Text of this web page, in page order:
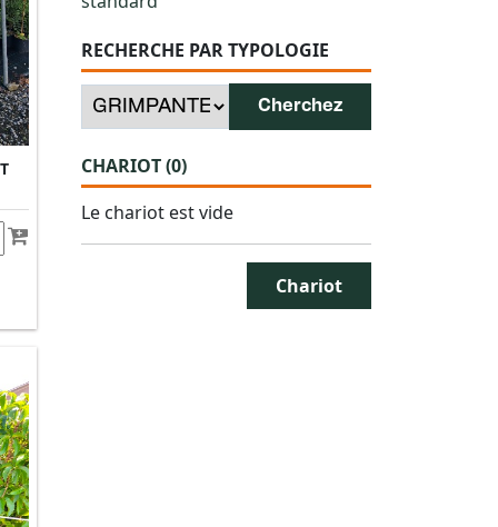
RECHERCHE PAR TYPOLOGIE
CHARIOT(0)
Le chariot est vide
Chariot